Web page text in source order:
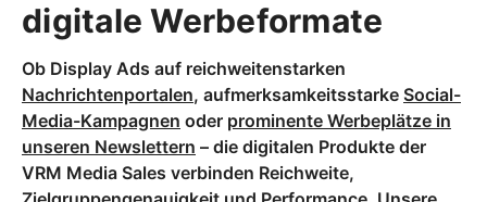
digitale Werbeformate
Ob Display Ads auf reichweitenstarken
Nachrichtenportalen, aufmerksamkeitsstarke Social-
Media-Kampagnen oder prominente Werbeplätze in
unseren Newslettern – die digitalen Produkte der
VRM Media Sales verbinden Reichweite,